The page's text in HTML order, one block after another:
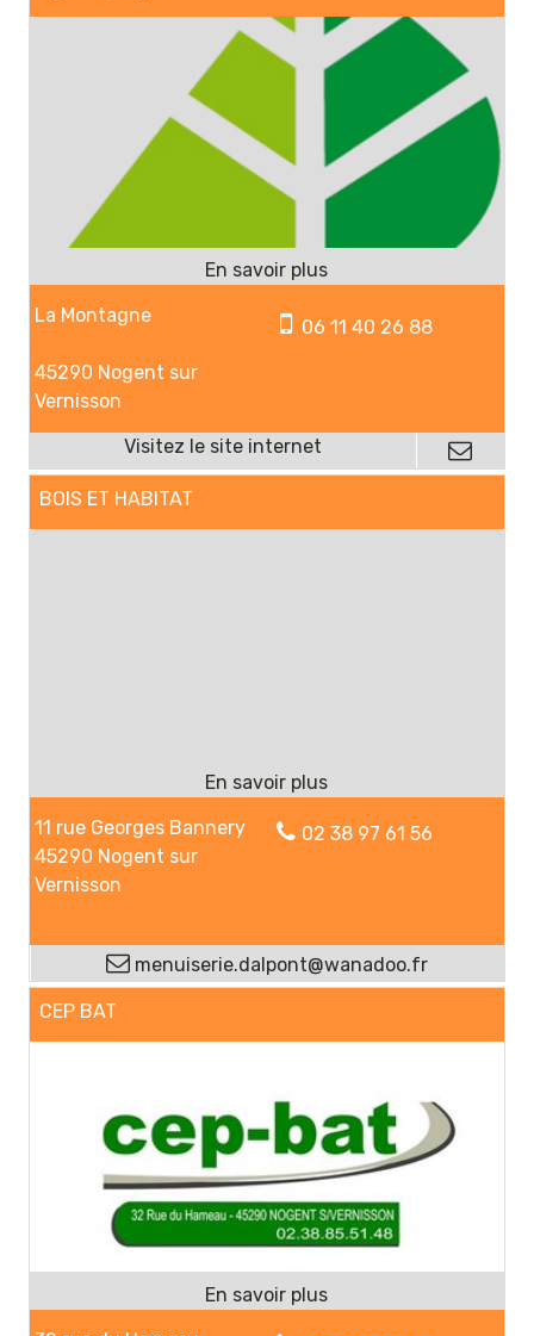
La Montagne
45290 Nogent sur
Vernisson
06 11 40 26 88
BOIS ET HABITAT
11 rue Georges Bannery
45290 Nogent sur
Vernisson
02 38 97 61 56
menuiserie.dalpont@wanadoo.fr
CEP BAT